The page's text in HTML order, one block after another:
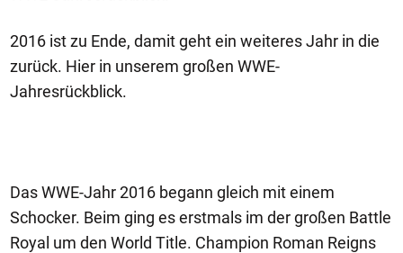
2016 ist zu Ende, damit geht ein weiteres Jahr in die
zurück. Hier in unserem großen WWE-
Jahresrückblick.
Das WWE-Jahr 2016 begann gleich mit einem
Schocker. Beim ging es erstmals im der großen Battle
Royal um den World Title. Champion Roman Reigns